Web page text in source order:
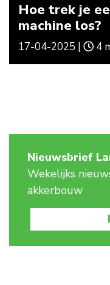
Hoe trek je
machine los?
17-04-2025 | 4
Nieuwsbrief
Wekelijks
akkerbouw